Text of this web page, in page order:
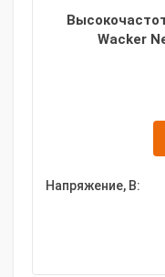
Wacker
Напряжение, В: